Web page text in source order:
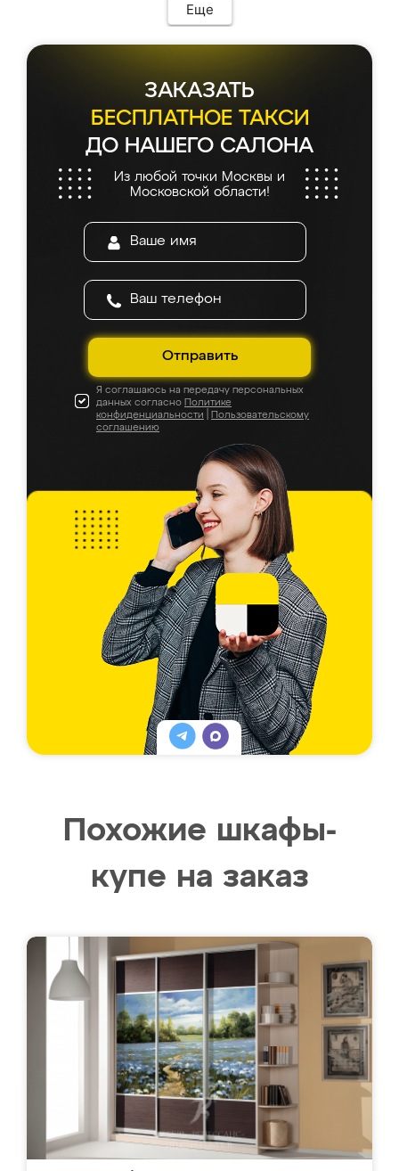
Еще
ЗАКАЗАТЬ
БЕСПЛАТНОЕ ТАКСИ
ДО НАШЕГО САЛОНА
Из любой точки Москвы и
Московской области!
Отправить
Я соглашаюсь на передачу персональных
данных согласно Политике
конфиденциальности
Пользовательскому
соглашению
Похожие шкафы-
купе на заказ